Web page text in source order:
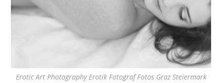
Erotic Art Photography Erotik Fotograf Fotos Graz Steiermark